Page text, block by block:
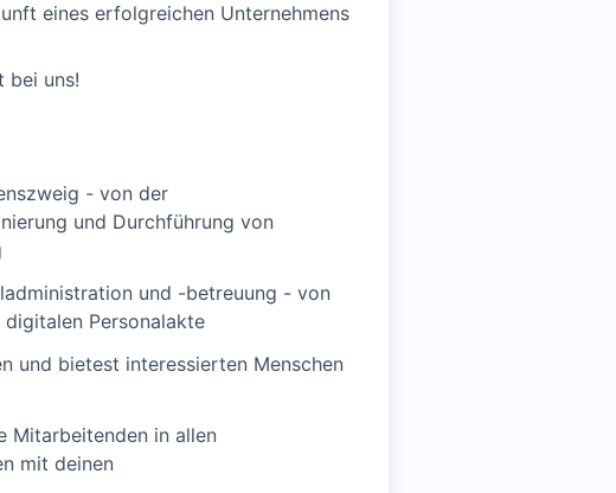
eines erfolgreichen Unternehmens
bei uns!
- von der
und Durchführung von
und -betreuung - von
Personalakte
und bietest interessierten Menschen
Mitarbeitenden in allen
mit deinen